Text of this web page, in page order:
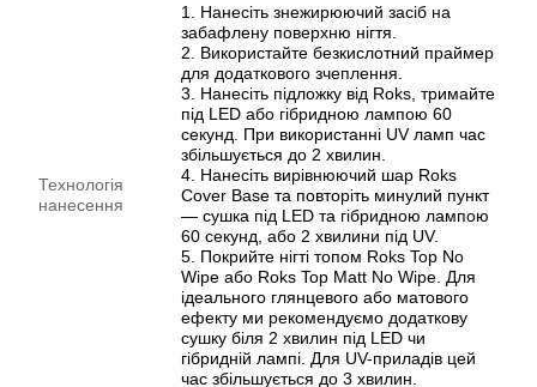
Технологія
нанесення
1. Нанесіть знежирюючий засіб на
забафлену поверхню нігтя.
2. Використайте безкислотний праймер
для додаткового зчеплення.
3. Нанесіть підложку від Roks, тримайте
під LED або гібридною лампою 60
секунд. При використанні UV ламп час
збільшується до 2 хвилин.
4. Нанесіть вирівнюючий шар Roks
Cover Base та повторіть минулий пункт
— сушка під LED та гібридною лампою
60 секунд, або 2 хвилини під UV.
5. Покрийте нігті топом Roks Top No
Wipe або Roks Top Matt No Wipe. Для
ідеального глянцевого або матового
ефекту ми рекомендуємо додаткову
сушку біля 2 хвилин під LED чи
гібридній лампі. Для UV-приладів цей
час збільшується до 3 хвилин.